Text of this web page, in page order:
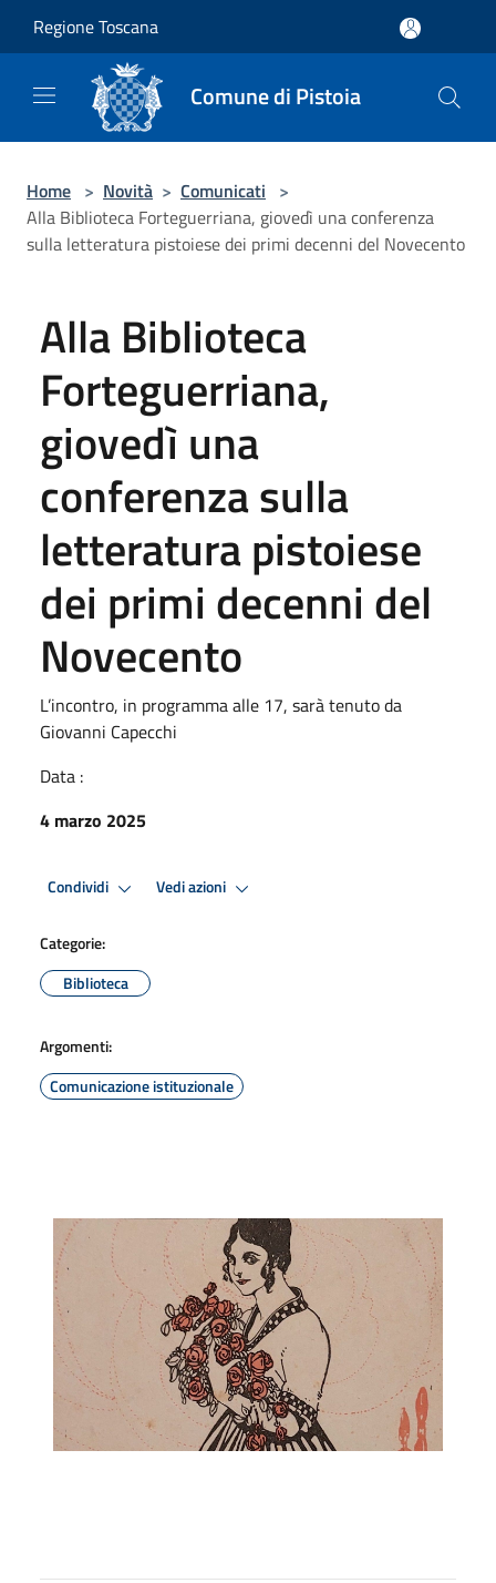
Regione Toscana
Comune di Pistoia
Home > Novità > Comunicati >
Alla Biblioteca Forteguerriana, giovedì una conferenza
sulla letteratura pistoiese dei primi decenni del Novecento
Alla Biblioteca
Forteguerriana,
giovedì una
conferenza sulla
letteratura pistoiese
dei primi decenni del
Novecento
L’incontro, in programma alle 17, sarà tenuto da
Giovanni Capecchi
Data :
4 marzo 2025
Condividi Vedi azioni
Categorie:
Biblioteca
Argomenti:
Comunicazione istituzionale